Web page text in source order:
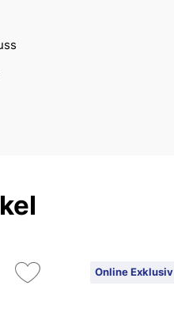
Online Exklusiv